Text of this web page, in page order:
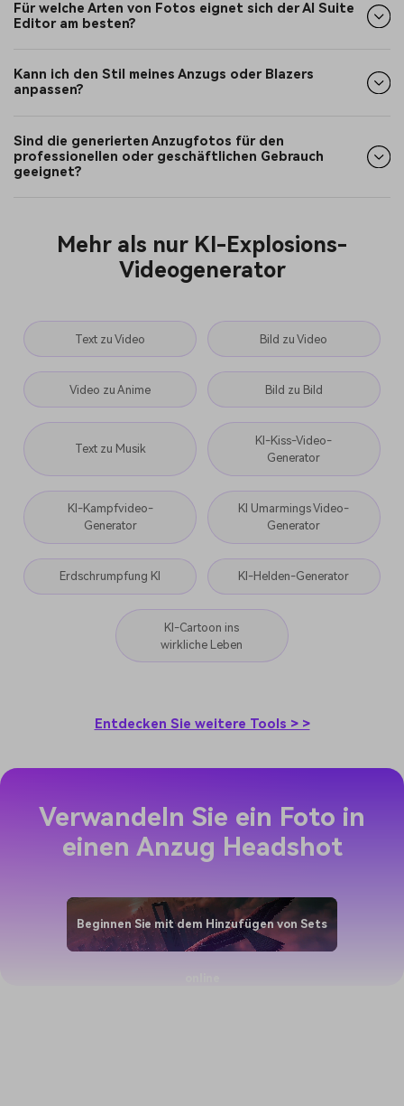
Für welche Arten von Fotos eignet sich der AI Suite
Editor am besten?
Kann ich den Stil meines Anzugs oder Blazers
anpassen?
Sind die generierten Anzugfotos für den
professionellen oder geschäftlichen Gebrauch
geeignet?
Mehr als nur KI-Explosions-
Videogenerator
Text zu Video Bild zu Video
Video zu Anime Bild zu Bild
Text zu Musik
KI-Kiss-Video-
Generator
KI-Kampfvideo-
Generator
KI Umarmings Video-
Generator
Erdschrumpfung KI KI-Helden-Generator
KI-Cartoon ins
wirkliche Leben
Entdecken Sie weitere Tools > >
Verwandeln Sie ein Foto in
einen Anzug Headshot
Beginnen Sie mit dem Hinzufügen von Sets